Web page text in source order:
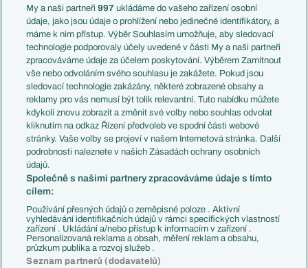
Témata
Představení týmů MS
EuroSkauting
PL v kostce
Evropské koeficienty
Přestupy
Přestupové spekulace
Zranění
Kluby
Arsenal FC
Chelsea FC
Manchester United
AC Milán
Juventus FC
Bayern Mnichov
FC Barcelona
Real Madrid
Francie
Itálie
Německo
Španělsko
Argentina
Brazílie
Přestupy
Zápasy
Livescore
Tipovací soutěž
My a naši partneři997 ukládáme do vašeho zařízení osobní
údaje, jako jsou údaje o prohlížení nebo jedinečné identifikátory, a
máme k nim přístup. Výběr Souhlasím umožňuje, aby sledovací
technologie podporovaly účely uvedené v části My a naši partneři
zpracováváme údaje za účelem poskytování. Výběrem Zamítnout
vše nebo odvoláním svého souhlasu je zakážete. Pokud jsou
sledovací technologie zakázány, některé zobrazené obsahy a
reklamy pro vás nemusí být tolik relevantní. Tuto nabídku můžete
kdykoli znovu zobrazit a změnit své volby nebo souhlas odvolat
kliknutím na odkaz Řízení předvoleb ve spodní části webové
stránky. Vaše volby se projeví v našem Internetová stránka. Další
podrobnosti naleznete v našich Zásadách ochrany osobních
údajů.
Společně s našimi partnery zpracováváme údaje s tímto
cílem:
Používání přesných údajů o zeměpisné poloze . Aktivní
vyhledávání identifikačních údajů v rámci specifických vlastností
zařízení . Ukládání a/nebo přístup k informacím v zařízení .
Personalizovaná reklama a obsah, měření reklam a obsahu,
průzkum publika a rozvoj služeb .
Seznam partnerů (dodavatelů)